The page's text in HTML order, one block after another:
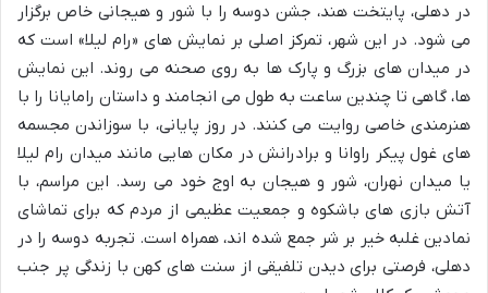
در دهلی، پایتخت هند، جشن دوسه را با شور و هیجانی خاص برگزار
می شود. در این شهر، تمرکز اصلی بر نمایش های «رام لیلا» است که
در میدان های بزرگ و پارک ها به روی صحنه می روند. این نمایش
ها، گاهی تا چندین ساعت به طول می انجامند و داستان رامایانا را با
هنرمندی خاصی روایت می کنند. در روز پایانی، با سوزاندن مجسمه
های غول پیکر راوانا و برادرانش در مکان هایی مانند میدان رام لیلا
یا میدان نهران، شور و هیجان به اوج خود می رسد. این مراسم، با
آتش بازی های باشکوه و جمعیت عظیمی از مردم که برای تماشای
نمادین غلبه خیر بر شر جمع شده اند، همراه است. تجربه دوسه را در
دهلی، فرصتی برای دیدن تلفیقی از سنت های کهن با زندگی پر جنب